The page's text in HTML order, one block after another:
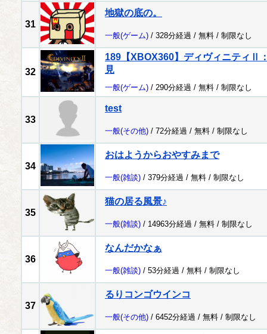
31
地獄の底の。
一般(ゲーム) / 328分経過 / 無料 / 制限なし
32
189【XBOX360】ディヴィニティⅡ
見
一般(ゲーム) / 290分経過 / 無料 / 制限なし
33
test
一般(その他) / 72分経過 / 無料 / 制限なし
34
おはようからおやすみまで
一般(雑談) / 379分経過 / 無料 / 制限なし
35
猫の居る風景♪
一般(雑談) / 14963分経過 / 無料 / 制限なし
36
なんだかなぁ
一般(雑談) / 53分経過 / 無料 / 制限なし
37
るりコンゴウインコ
一般(その他) / 6452分経過 / 無料 / 制限なし